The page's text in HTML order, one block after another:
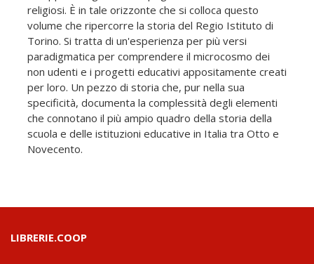
religiosi. È in tale orizzonte che si colloca questo
volume che ripercorre la storia del Regio Istituto di
Torino. Si tratta di un'esperienza per più versi
paradigmatica per comprendere il microcosmo dei
non udenti e i progetti educativi appositamente creati
per loro. Un pezzo di storia che, pur nella sua
specificità, documenta la complessità degli elementi
che connotano il più ampio quadro della storia della
scuola e delle istituzioni educative in Italia tra Otto e
Novecento.
LIBRERIE.COOP